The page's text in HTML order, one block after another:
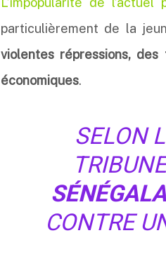
particulièrement de la
violentes répressions,
économiques.
SELON
CONTRE